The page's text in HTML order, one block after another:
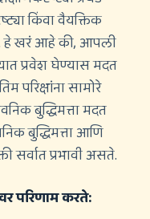
किंवा वैयक्तिक
हे खरं आहे की, आपली
प्रवेश घेण्यास मदत
परिक्षांना सामोरे
बुद्धिमत्ता मदत
बुद्धिमत्ता आणि
सर्वात प्रभावी असते.
परिणाम करते: